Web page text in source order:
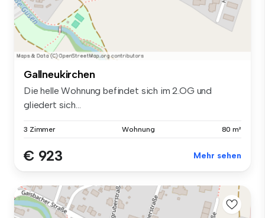
Gallneukirchen
Die helle Wohnung befindet sich im 2.OG und
gliedert sich...
3 Zimmer Wohnung 80 m²
€ 923 Mehr sehen